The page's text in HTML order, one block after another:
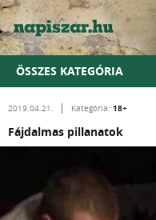
ÖSSZES KATEGÓRIA
2019.04.21. Kategória: 18+
Fájdalmas pillanatok